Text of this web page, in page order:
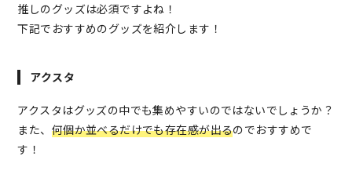
推しのグッズは必須ですよね！
下記でおすすめのグッズを紹介します！
アクスタ
アクスタはグッズの中でも集めやすいのではないでしょうか？
また、 何個か並べるだけでも存在感が出るのでおすすめで
す！